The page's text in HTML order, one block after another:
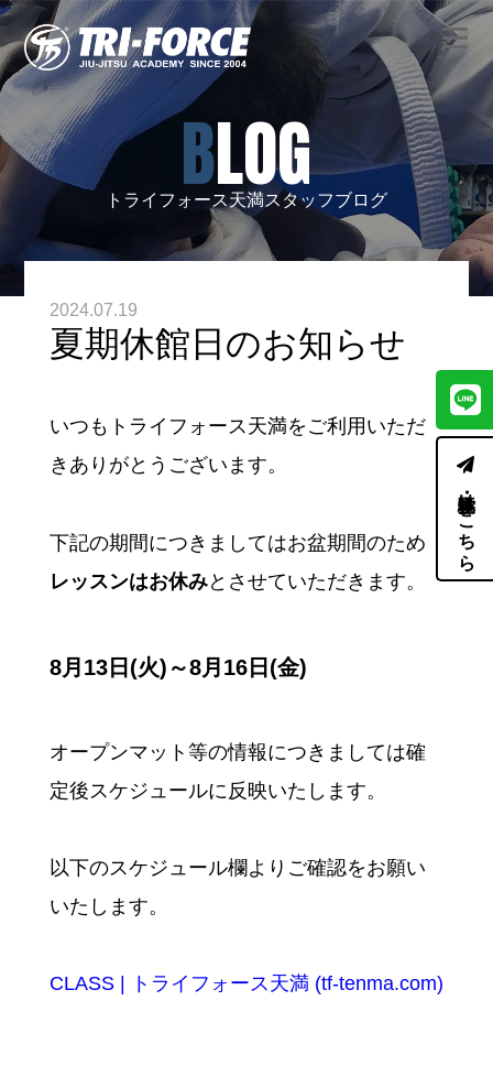
BLOG
トライフォース天満スタッフブログ
2024.07.19
夏期休館日のお知らせ
いつもトライフォース天満をご利用いただ
きありがとうございます。
下記の期間につきましてはお盆期間のため
レッスンはお休みとさせていただきます。
8月13日(火)～8月16日(金)
オープンマット等の情報につきましては確
定後スケジュールに反映いたします。
以下のスケジュール欄よりご確認をお願い
いたします。
CLASS | トライフォース天満 (tf-tenma.com)
体験・見学はこちら